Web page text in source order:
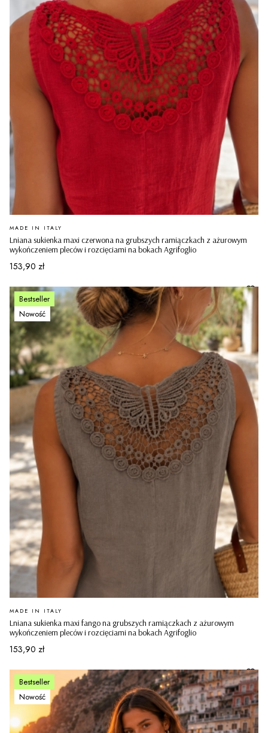
Lniana sukienka maxi czerwona na grubszych ramiączkach z ażurowym
wykończeniem pleców i rozcięciami na bokach Agrifoglio
PRODUCENT
MADE IN ITALY
Cena
153,90 zł
Bestseller
Nowość
Lniana sukienka maxi fango na grubszych ramiączkach z ażurowym
wykończeniem pleców i rozcięciami na bokach Agrifoglio
PRODUCENT
MADE IN ITALY
Cena
153,90 zł
Bestseller
Nowość